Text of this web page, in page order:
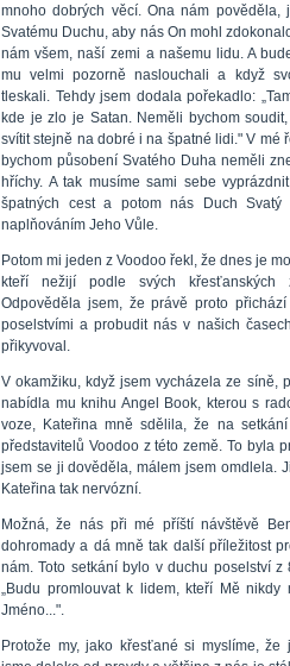
mnoho dobrých věcí. Ona nám pověděla,
Svatému Duchu, aby nás On mohl
nám všem, naší zemi a našemu lidu. A
mu velmi pozorně naslouchali a když
tleskali. Tehdy jsem dodala pořekadlo:
kde je zlo je Satan. Neměli bychom
svítit stejně na dobré i na špatné lidi." V mé
bychom působení Svatého Duha neměli
hříchy. A tak musíme sami sebe
špatných cest a potom nás Duch Svatý
naplňováním Jeho Vůle.
Potom mi jeden z Voodoo řekl, že dnes je
kteří nežijí podle svých křesťanských
Odpověděla jsem, že právě proto
poselstvími a probudit nás v našich
přikyvoval.
V okamžiku, když jsem vycházela ze síně,
nabídla mu knihu Angel Book, kterou s
voze, Kateřina mně sdělila, že na
představitelů Voodoo z této země. To byla
jsem se ji dověděla, málem jsem omdlela.
Kateřina tak nervózní.
Možná, že nás při mé příští návštěvě
dohromady a dá mně tak další příležitost
nám. Toto setkání bylo v duchu poselství
„Budu promlouvat k lidem, kteří Mě
Jméno...".
Protože my, jako křesťané si myslíme, že